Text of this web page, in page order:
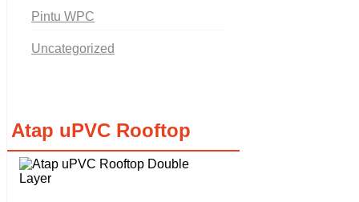
Pintu WPC
Uncategorized
Atap uPVC Rooftop